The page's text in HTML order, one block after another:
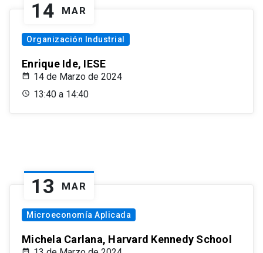
14 MAR
Organización Industrial
Enrique Ide, IESE
14 de Marzo de 2024
13:40 a 14:40
13 MAR
Microeconomía Aplicada
Michela Carlana, Harvard Kennedy School